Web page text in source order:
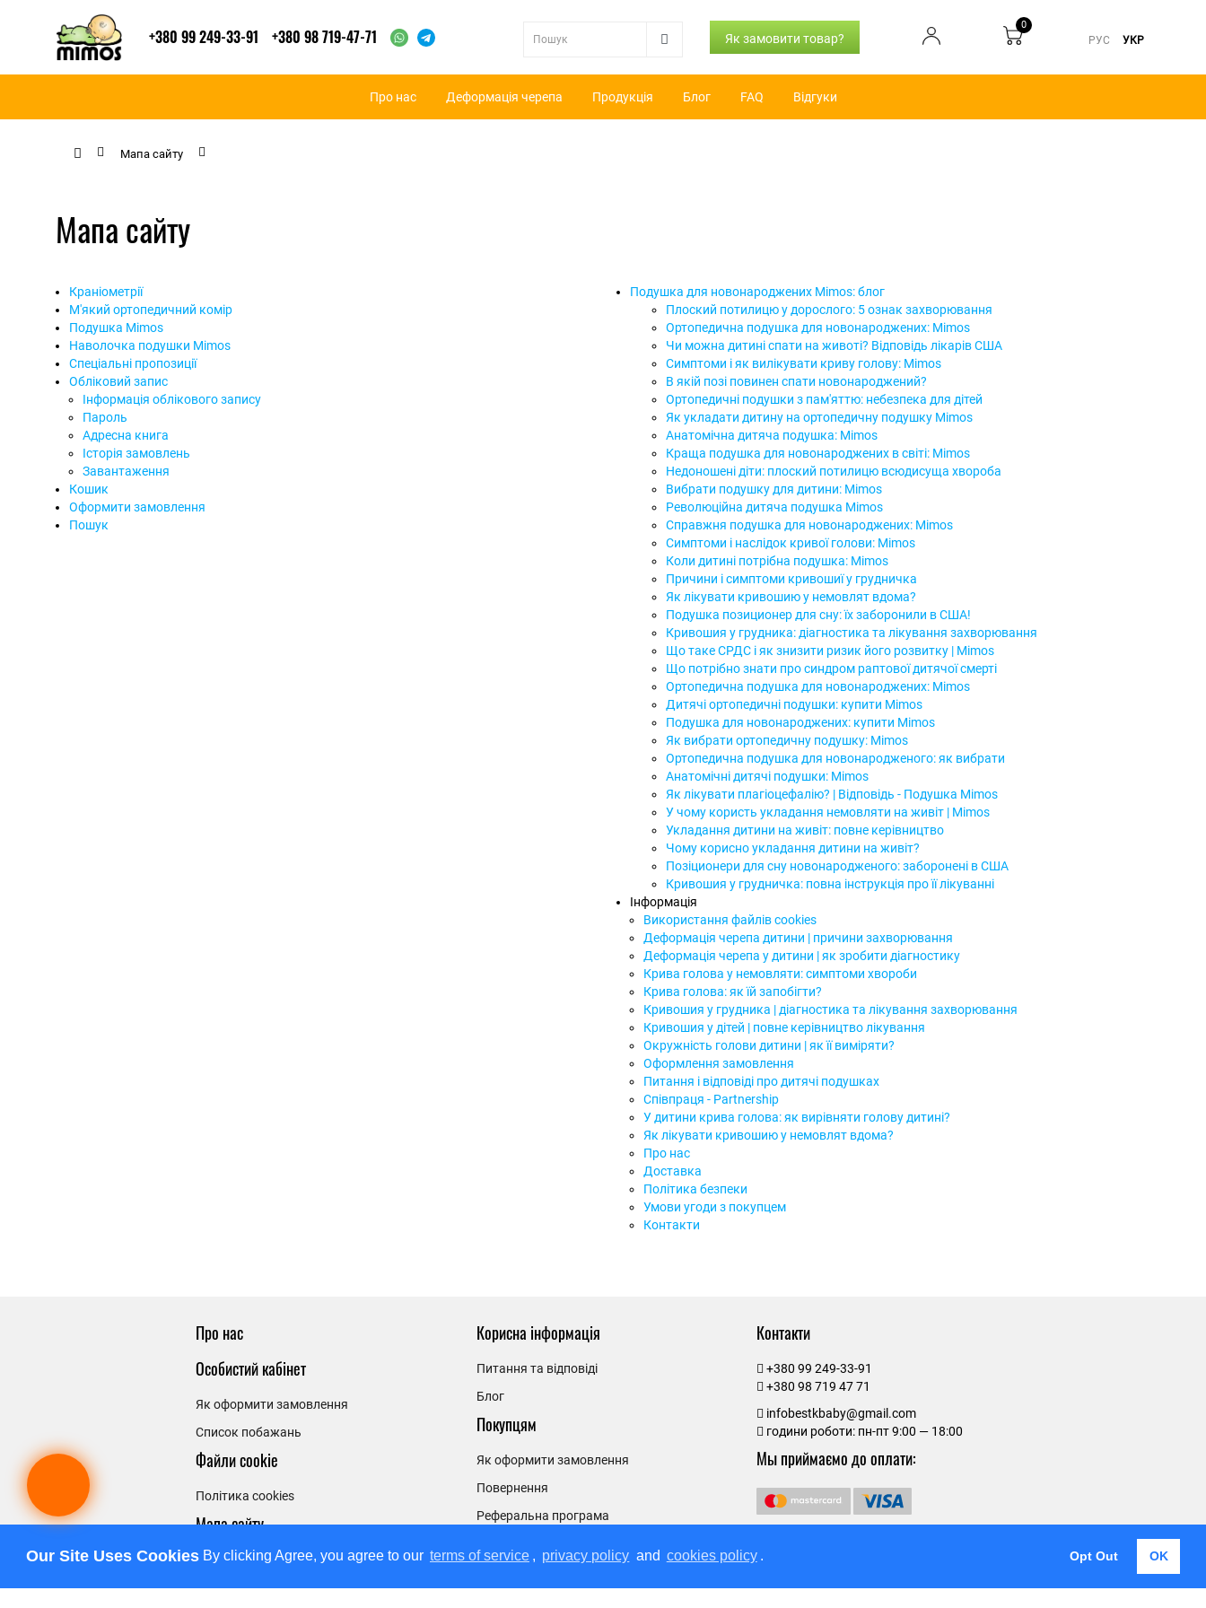
Our Site Uses Cookies By clicking Agree, you agree to our terms of service , privacy policy and cookies policy . Opt Out OK
+380 99 249-33-91 +380 98 719-47-71 Як замовити товар?
0
РУС УКР
Про нас Деформація черепа Продукція Блог FAQ Відгуки
Мапа сайту
Мапа сайту
Краніометрії
М'який ортопедичний комір
Подушка Mimos
Наволочка подушки Mimos
Спеціальні пропозиції
Обліковий запис
Інформація облікового запису
Пароль
Адресна книга
Історія замовлень
Завантаження
Кошик
Оформити замовлення
Пошук
Подушка для новонароджених Mimos: блог
Плоский потилицю у дорослого: 5 ознак захворювання
Ортопедична подушка для новонароджених: Mimos
Чи можна дитині спати на животі? Відповідь лікарів США
Симптоми і як вилікувати криву голову: Mimos
В якій позі повинен спати новонароджений?
Ортопедичні подушки з пам'яттю: небезпека для дітей
Як укладати дитину на ортопедичну подушку Mimos
Анатомічна дитяча подушка: Mimos
Краща подушка для новонароджених в світі: Mimos
Недоношені діти: плоский потилицю всюдисуща хвороба
Вибрати подушку для дитини: Mimos
Революційна дитяча подушка Mimos
Справжня подушка для новонароджених: Mimos
Симптоми і наслідок кривої голови: Mimos
Коли дитині потрібна подушка: Mimos
Причини і симптоми кривошиї у грудничка
Як лікувати кривошию у немовлят вдома?
Подушка позиционер для сну: їх заборонили в США!
Кривошия у грудника: діагностика та лікування захворювання
Що таке СРДС і як знизити ризик його розвитку | Mimos
Що потрібно знати про синдром раптової дитячої смерті
Ортопедична подушка для новонароджених: Mimos
Дитячі ортопедичні подушки: купити Mimos
Подушка для новонароджених: купити Mimos
Як вибрати ортопедичну подушку: Mimos
Ортопедична подушка для новонародженого: як вибрати
Анатомічні дитячі подушки: Mimos
Як лікувати плагіоцефалію? | Відповідь - Подушка Mimos
У чому користь укладання немовляти на живіт | Mimos
Укладання дитини на живіт: повне керівництво
Чому корисно укладання дитини на живіт?
Позіционери для сну новонародженого: заборонені в США
Кривошия у грудничка: повна інструкція про її лікуванні
Інформація
Використання файлів cookies
Деформація черепа дитини | причини захворювання
Деформація черепа у дитини | як зробити діагностику
Крива голова у немовляти: симптоми хвороби
Крива голова: як їй запобігти?
Кривошия у грудника | діагностика та лікування захворювання
Кривошия у дітей | повне керівництво лікування
Окружність голови дитини | як її виміряти?
Оформлення замовлення
Питання і відповіді про дитячі подушках
Співпраця - Partnership
У дитини крива голова: як вирівняти голову дитині?
Як лікувати кривошию у немовлят вдома?
Про нас
Доставка
Політика безпеки
Умови угоди з покупцем
Контакти
Про нас
Особистий кабінет
Як оформити замовлення
Список побажань
Файли cookie
Політика cookies
Мапа сайту
Корисна інформація
Питання та відповіді
Блог
Покупцям
Як оформити замовлення
Повернення
Реферальна програма
Контакти
+380 99 249-33-91
+380 98 719 47 71
infobestkbaby@gmail.com
години роботи: пн-пт 9:00 — 18:00
Мы приймаємо до оплати: